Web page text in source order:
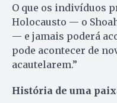
O que os indivíduos
Holocausto — o
— e jamais poderá
pode acontecer de
acautelarem.”
História de uma